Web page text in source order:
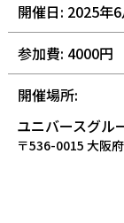
開催日: 2025年
参加費: 4000円
開催場所:
ユニバースグル
〒536-0015 大阪